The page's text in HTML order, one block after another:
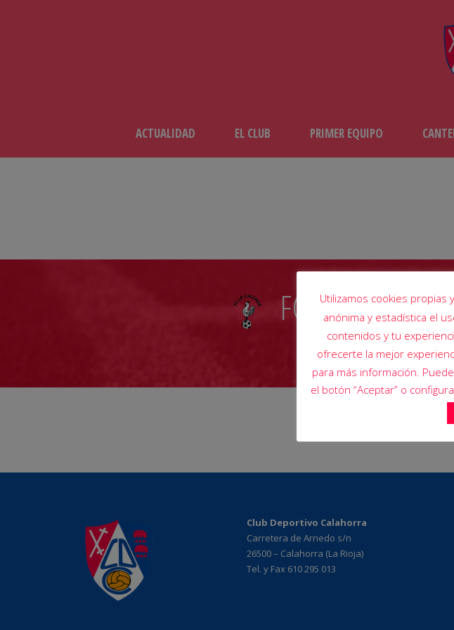
ACTUALIDAD EL CLUB PRIMER EQUIPO
FC LA CALZADA
Club Deportivo Calahorra
Carretera de Arnedo s/n
26500 – Calahorra (La Rioja)
Tel. y Fax 610 295 013
Utilizamos cookies propias
anónima y estadística el
contenidos y tu
ofrecerte la mejor
para más información.
el botón “Aceptar” o